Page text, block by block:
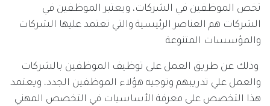
تخص الموظفين في الشركات، ويعتبر الموظفين في
الشركات هم العناصر الرئيسية والتي تعتمد عليها الشركات
والمؤسسات المتنوعة
وذلك عن طريق العمل على توظيف الموظفين بالشركات
والعمل علي تدريبهم وتوجيه هؤلاء الموظفين الجدد، ويعتمد
هذا التخصص على معرفة الأساسيات في التخصص المهني